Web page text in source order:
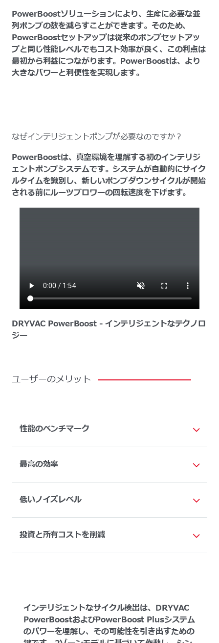
PowerBoostソリューションにより、生産に必要な並
列ポンプの数を減らすことができます。そのため、
PowerBoostセットアップは従来のポンプセットアッ
プと同じ性能レベルでもコスト効率が良く、この利点は
最初から利益につながります。PowerBoostは、より
大きなパワーと利便性を実現します。
なぜインテリジェントポンプが必要なのですか？
PowerBoostは、真空環境を理解する初のインテリジ
ェントポンプシステムです。システムが自動的にサイク
ルタイムを識別し、新しいポンプダウンサイクルが開始
される前にルーツブロワーの回転速度を下げます。
DRYVAC PowerBoost - インテリジェントなテクノロ
ジー
ユーザーのメリット
性能のベンチマーク
最高の効率
低いノイズレベル
投資と所有コストを削減
インテリジェントなサイクル検出は、DRYVAC
PowerBoostおよびPowerBoost Plusシステム
のパワーを理解し、その可能性を引き出すための